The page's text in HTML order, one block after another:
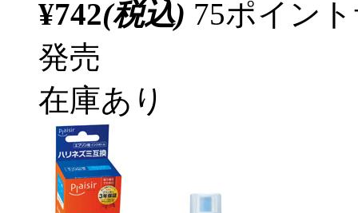
¥742(税込) 75ポイン
発売
在庫あり